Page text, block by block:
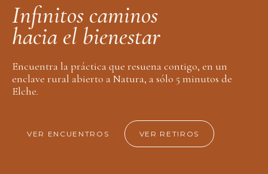
Infnitos caminos
hacia el bienestar
Encuentra la práctica que resuena contigo, en un
enclave rural abierto a Natura, a sólo 5 minutos de
Elche.
VER ENCUENTROS VER RETIROS